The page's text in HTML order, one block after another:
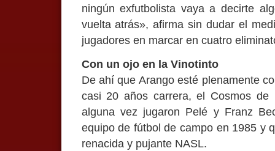
ningún exfutbolista vaya a decirte
vuelta atrás», afirma sin dudar el
jugadores en marcar en cuatro
Con un ojo en la Vinotinto
De ahí que Arango esté plenamente
casi 20 años carrera, el Cosmos
alguna vez jugaron Pelé y Franz
equipo de fútbol de campo en 1985 y
renacida y pujante NASL.